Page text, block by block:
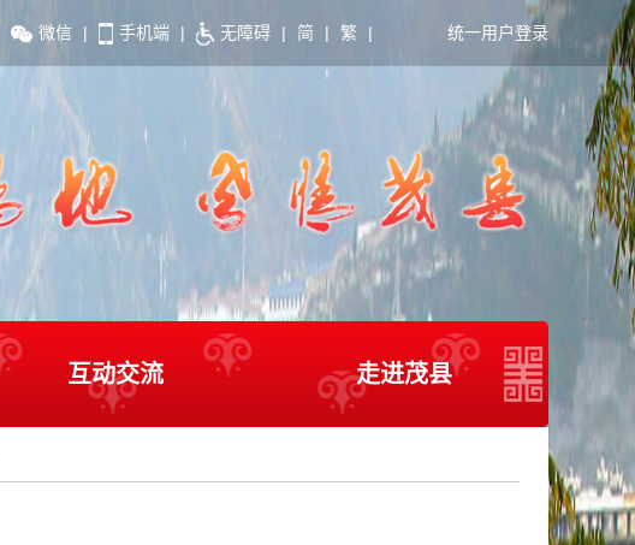
微信 | 手机端 | 无障碍 | 简 | 繁 | 统一用户登录
互动交流 走进茂县